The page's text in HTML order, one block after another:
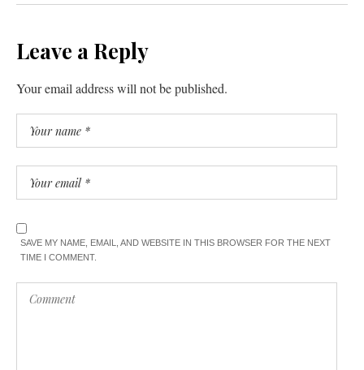
Leave a Reply
Your email address will not be published.
SAVE MY NAME, EMAIL, AND WEBSITE IN THIS BROWSER FOR THE NEXT
TIME I COMMENT.